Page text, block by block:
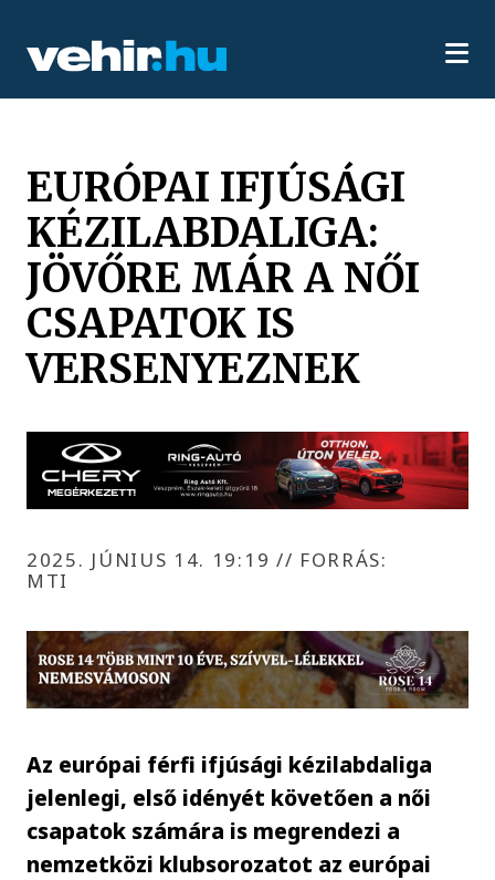
EURÓPAI IFJÚSÁGI
KÉZILABDALIGA:
JÖVŐRE MÁR A NŐI
CSAPATOK IS
VERSENYEZNEK
2025. JÚNIUS 14. 19:19 // FORRÁS:
MTI
Az európai férfi ifjúsági kézilabdaliga
jelenlegi, első idényét követően a női
csapatok számára is megrendezi a
nemzetközi klubsorozatot az európai